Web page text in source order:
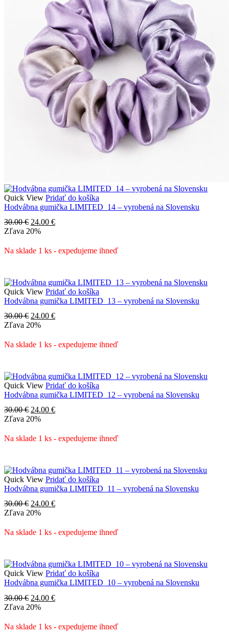
Quick View Pridať do košíka
Hodvábna gumička LIMITED_14 – vyrobená na Slovensku
30.00€ Pôvodná
cena
30.00 €.
24.00 €Aktuálna
24.00 €.
Zľava 20%
Na sklade 1 ks - expedujeme ihneď
Quick View Pridať do košíka
Hodvábna gumička LIMITED_13 – vyrobená na Slovensku
30.00€ Pôvodná
cena
30.00 €.
24.00 €Aktuálna
24.00 €.
Zľava 20%
Na sklade 1 ks - expedujeme ihneď
Quick View Pridať do košíka
Hodvábna gumička LIMITED_12 – vyrobená na Slovensku
30.00€ Pôvodná
cena
30.00 €.
24.00 €Aktuálna
24.00 €.
Zľava 20%
Na sklade 1 ks - expedujeme ihneď
Quick View Pridať do košíka
Hodvábna gumička LIMITED_11 – vyrobená na Slovensku
30.00€ Pôvodná
cena
30.00 €.
24.00 €Aktuálna
24.00 €.
Zľava 20%
Na sklade 1 ks - expedujeme ihneď
Quick View Pridať do košíka
Hodvábna gumička LIMITED_10 – vyrobená na Slovensku
30.00€ Pôvodná
cena
30.00 €.
24.00 €Aktuálna
24.00 €.
Zľava 20%
Na sklade 1 ks - expedujeme ihneď